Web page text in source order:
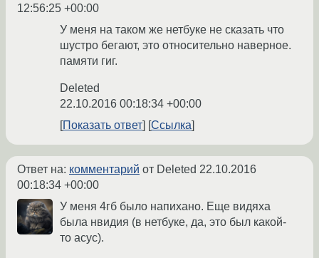
12:56:25 +00:00
У меня на таком же нетбуке не сказать что
шустро бегают, это относительно наверное.
памяти гиг.
Deleted
22.10.2016 00:18:34 +00:00
Показать ответ
Ссылка
Ответ на: комментарий от Deleted 22.10.2016
00:18:34 +00:00
У меня 4гб было напихано. Еще видяха
была нвидия (в нетбуке, да, это был какой-
то асус).